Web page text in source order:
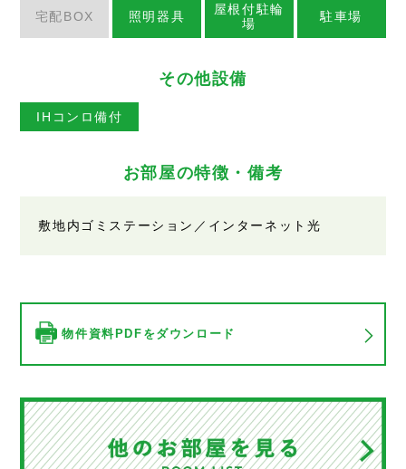
宅配BOX 照明器具
屋根付駐輪
場
駐車場
その他設備
IHコンロ備付
お部屋の特徴・備考
敷地内ゴミステーション／インターネット光
物件資料PDFをダウンロード